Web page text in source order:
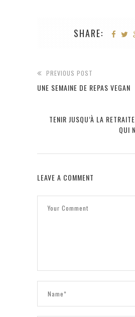
SHARE:
PREVIOUS POST
UNE SEMAINE DE REPAS VEGAN
TENIR JUSQU’À LA
QUI
LEAVE A COMMENT